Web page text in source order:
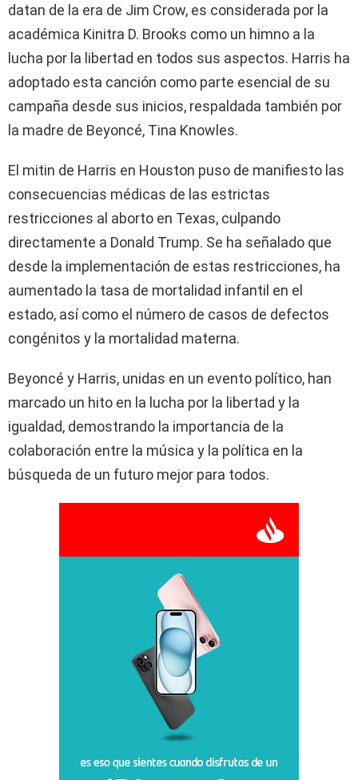
datan de la era de Jim Crow, es considerada por la
académica Kinitra D. Brooks como un himno a la
lucha por la libertad en todos sus aspectos. Harris ha
adoptado esta canción como parte esencial de su
campaña desde sus inicios, respaldada también por
la madre de Beyoncé, Tina Knowles.
El mitin de Harris en Houston puso de manifiesto las
consecuencias médicas de las estrictas
restricciones al aborto en Texas, culpando
directamente a Donald Trump. Se ha señalado que
desde la implementación de estas restricciones, ha
aumentado la tasa de mortalidad infantil en el
estado, así como el número de casos de defectos
congénitos y la mortalidad materna.
Beyoncé y Harris, unidas en un evento político, han
marcado un hito en la lucha por la libertad y la
igualdad, demostrando la importancia de la
colaboración entre la música y la política en la
búsqueda de un futuro mejor para todos.